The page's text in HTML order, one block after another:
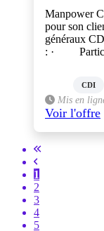
Manpower
pour son
généraux
: ·
CDI
Mis en
Voir l'offre
1
2
3
4
5